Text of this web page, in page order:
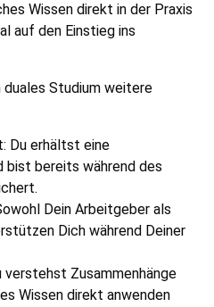
Wissen direkt in der Praxis
auf den Einstieg ins
duales Studium weitere
Du erhältst eine
bist bereits während des
Dein Arbeitgeber als
Dich während Deiner
verstehst Zusammenhänge
Wissen direkt anwenden